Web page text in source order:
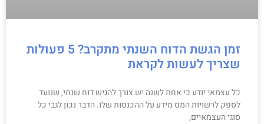
זמן הגשת הדוח השנתי מתקרב? 5 פעולות
שצריך לעשות לקראת
כל עצמאי יודע כי אחת לשנה יש צורך להגיש דוח שנתי, שנועד
לספק לרשויות המס מידע על ההכנסות שלו. הדבר נכון לגבי כל
סוגי העצמאיים,